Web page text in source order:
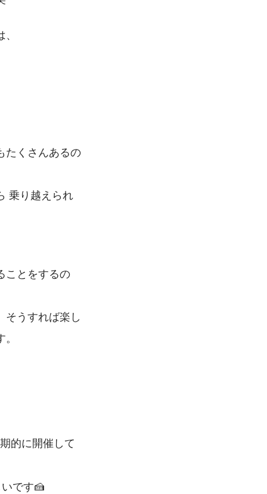
たくさんあるの
乗り越えられ
ことをするの
そうすれば楽し
的に開催して
です🍰